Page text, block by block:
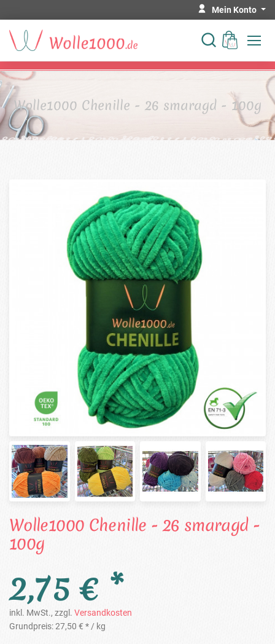
Mein Konto
Wolle1000 Chenille - 26 smaragd - 100g
Wolle1000 Chenille - 26 smaragd -
100g
2,75 € *
inkl. MwSt., zzgl. Versandkosten
Grundpreis:27,50 € */ kg